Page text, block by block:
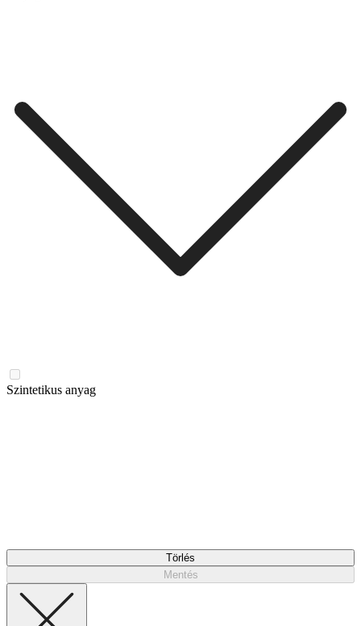
Szintetikus anyag
Törlés
Mentés